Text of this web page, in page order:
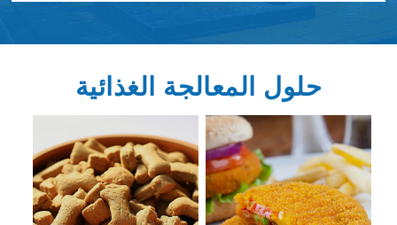
حلول المعالجة الغذائية